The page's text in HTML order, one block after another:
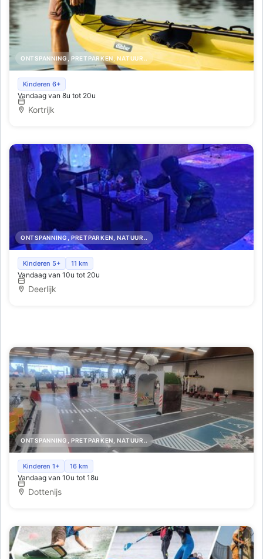
ONTSPANNING, PRETPARKEN, NATUUR..
Kajak Verhuur - Dobber
Kinderen 6+
Vandaag van 8u tot 20u
Kortrijk
ONTSPANNING, PRETPARKEN, NATUUR..
De Verf Sgiet Schuur
Kinderen 5+ 11 km
Vandaag van 10u tot 20u
Deerlijk
ONTSPANNING, PRETPARKEN, NATUUR..
Kindertour met elektrische auto
Kinderen 1+ 16 km
Vandaag van 10u tot 18u
Dottenijs